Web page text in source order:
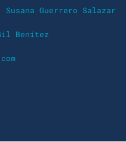
Susana Guerrero Salazar
Benítez